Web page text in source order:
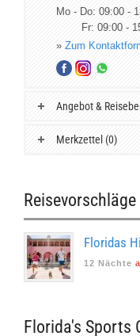
Mo - Do: 09:00 -
Fr: 09:00 -
» Zum
Angebot &
Merkzettel (0)
Floridas
12 Nächte
Florida's Sports